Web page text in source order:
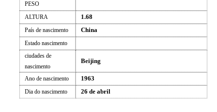
PESO
ALTURA
1.68
País de nascimento China
Estado nascimento
ciudades de
nascimento
Beijing
Ano de nascimento 1963
Dia do nascimento 26 de abril